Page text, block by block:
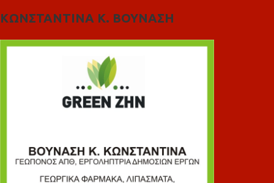
ΚΩΝΣΤΑΝΤΙΝΑ Κ. ΒΟΥΝΑΣΗ